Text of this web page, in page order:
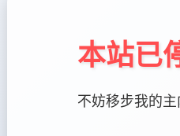
本站已
不妨移步我的